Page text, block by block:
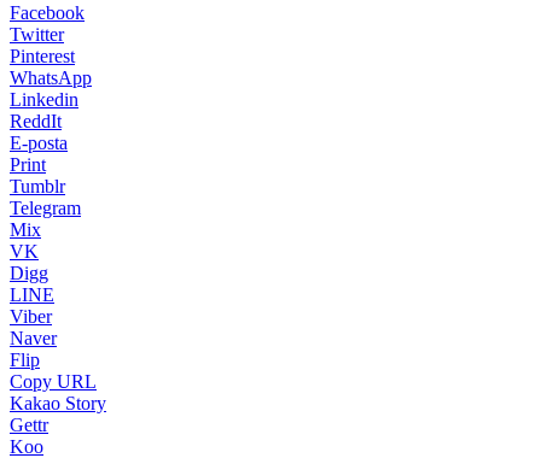
Facebook
Twitter
Pinterest
WhatsApp
Linkedin
ReddIt
E-posta
Print
Tumblr
Telegram
Mix
VK
Digg
LINE
Viber
Naver
Flip
Copy URL
Kakao Story
Gettr
Koo